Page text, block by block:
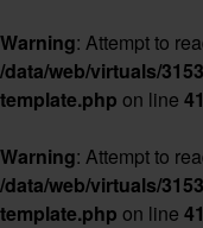
Warning: Attempt to
/data/web/virtuals/
template.php on line
Warning: Attempt to
/data/web/virtuals/
template.php on line